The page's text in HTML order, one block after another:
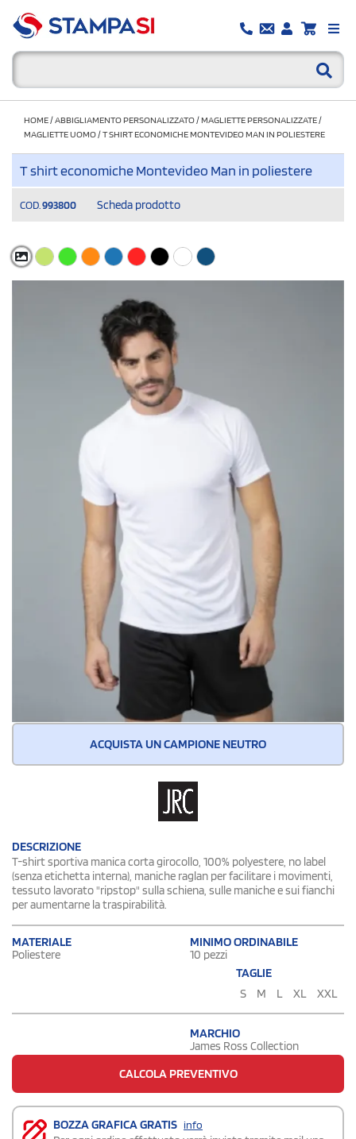
HOME/ABBIGLIAMENTO PERSONALIZZATO/MAGLIETTE PERSONALIZZATE/
MAGLIETTE UOMO/T SHIRT ECONOMICHE MONTEVIDEO MAN IN POLIESTERE
T shirt economiche Montevideo Man in poliestere
COD. 993800 Scheda prodotto
ACQUISTA UN CAMPIONE NEUTRO
DESCRIZIONE
T-shirt sportiva manica corta girocollo, 100% polyestere, no label
(senza etichetta interna), maniche raglan per facilitare i movimenti,
tessuto lavorato "ripstop" sulla schiena, sulle maniche e sui fianchi
per aumentarne la traspirabilità.
MATERIALE
Poliestere
MINIMO ORDINABILE
10 pezzi
TAGLIE
S
M L XL XXL
MARCHIO
James Ross Collection
CALCOLA PREVENTIVO
BOZZA GRAFICA GRATIS info